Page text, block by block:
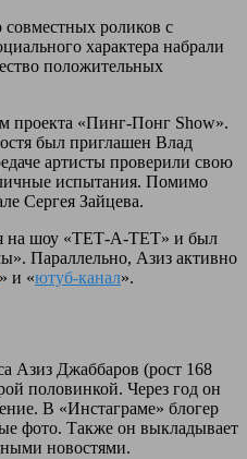
совместных роликов с
характера набрали
положительных
проекта «Пинг-Понг Show».
был приглашен Влад
артисты проверили свою
испытания. Помимо
Сергея Зайцева.
на шоу «ТЕТ-А-ТЕТ» и был
Параллельно, Азиз активно
» и «ютуб-канал».
Азиз Джаббаров (рост 168
половинкой. Через год он
В «Инстаграме» блогер
фото. Также он выкладывает
новостями.